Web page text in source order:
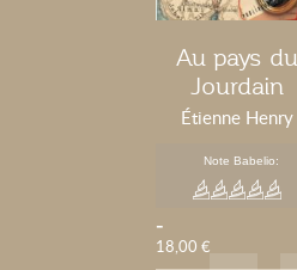
Au pays du
Jourdain
Étienne Henry
Note Babelio:
-
18,00 €